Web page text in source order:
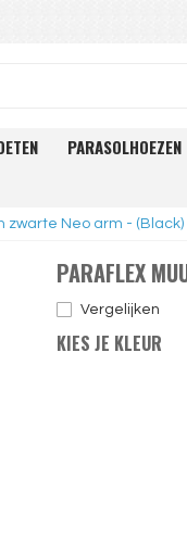
PARASOLHOEZEN
zwarte Neo arm - (Black)
PARAFLEX
Vergelijken
KIES JE KLEUR